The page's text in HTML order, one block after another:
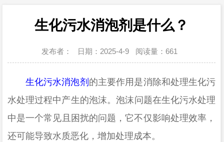
生化污水消泡剂是什么？
发布者： 日期：2025-4-9 阅读量： 661
生化污水消泡剂 的主要作用是消除和处理生化污
水处理过程中产生的泡沫。泡沫问题在生化污水处理
中是一个常见且困扰的问题，它不仅影响处理效率，
还可能导致水质恶化，增加处理成本。